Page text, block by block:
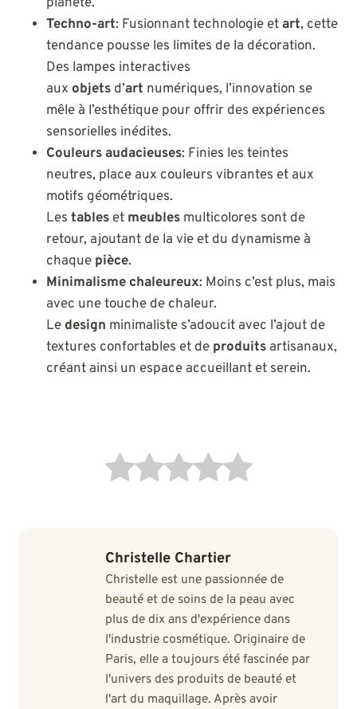
Techno-art: Fusionnant technologie etart, cette
tendance pousse les limites de la décoration.
Des lampes interactives
aux objets d’art numériques, l’innovation se
mêle à l’esthétique pour offrir des expériences
sensorielles inédites.
Couleurs audacieuses: Finies les teintes
neutres, place aux couleurs vibrantes et aux
motifs géométriques.
Les tables et meubles multicolores sont de
retour, ajoutant de la vie et du dynamisme à
chaque pièce.
Minimalisme chaleureux: Moins c’est plus, mais
avec une touche de chaleur.
Le design minimaliste s’adoucit avec l’ajout de
textures confortables et de produits artisanaux,
créant ainsi un espace accueillant et serein.
Christelle Chartier
Christelle est une passionnée de
beauté et de soins de la peau avec
plus de dix ans d'expérience dans
l'industrie cosmétique. Originaire de
Paris, elle a toujours été fascinée par
l'univers des produits de beauté et
l'art du maquillage. Après avoir